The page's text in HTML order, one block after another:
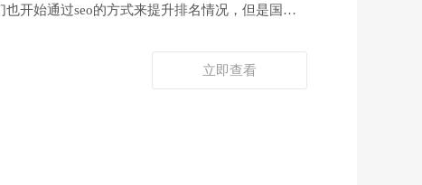
开始通过seo的方式来提升排名情况，但是国外
立即查看